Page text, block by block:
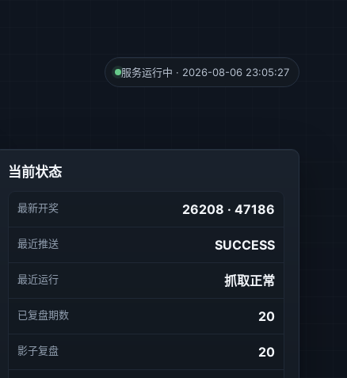
服务运行中 · 2026-08-06 23:05:27
当前状态
最新开奖 26208 · 47186
最近推送 SUCCESS
最近运行 抓取正常
已复盘期数 20
影子复盘 20